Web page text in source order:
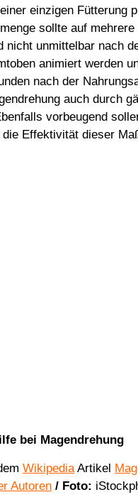
einzigen Fütterung
sollte auf
nicht unmittelbar nach
animiert werden
nach der
auch durch
vorbeugend
Effektivität dieser
bei Magendrehung
WikipediaArtikel
Autoren / Foto: